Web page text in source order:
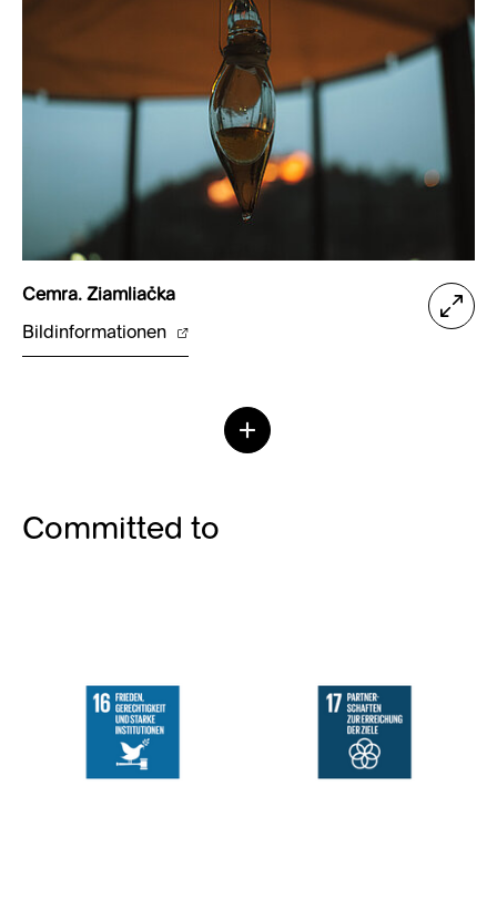
Cemra. Ziamliačka
Bildinformationen
Committed to